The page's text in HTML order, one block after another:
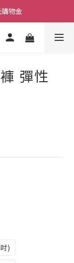
物金
彈性
)